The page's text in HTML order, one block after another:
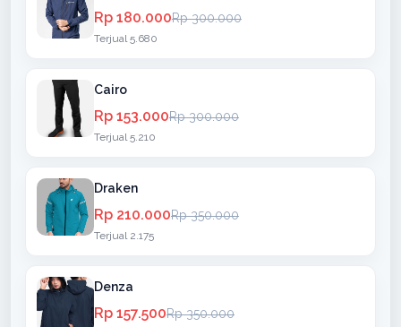
Rp 180.000Rp 300.000
Terjual 5.680
Cairo
Rp 153.000Rp 300.000
Terjual 5.210
Draken
Rp 210.000Rp 350.000
Terjual 2.175
Denza
Rp 157.500Rp 350.000